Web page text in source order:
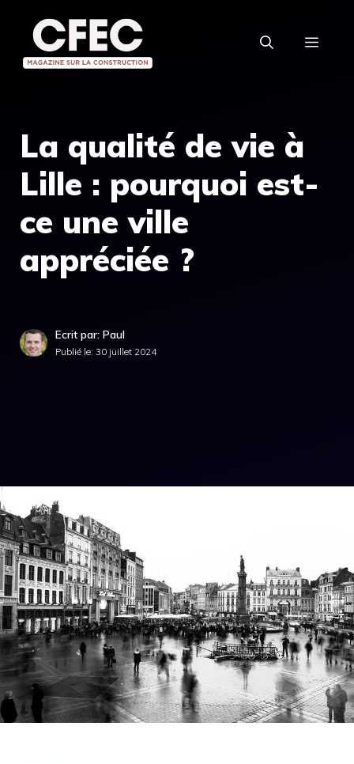
contenu
La qualité de vie à
Lille : pourquoi est-
ce une ville
appréciée ?
Ecrit par: Paul
Publié le: 30 juillet 2024